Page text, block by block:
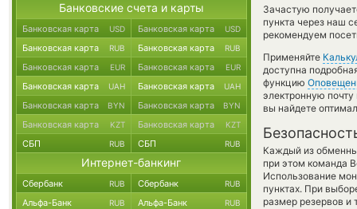
Зачастую
пункта через наш
рекомендуем
Применяйте
доступна
функцию
электронную
вы найдете
Каждый из
при этом команда
Использование
пунктах. При
размер резервов и
Банковские счета и карты
Банковская карта USD Банковская карта USD
Банковская карта RUB Банковская карта RUB
Банковская карта EUR Банковская карта EUR
Банковская карта UAH Банковская карта UAH
Банковская карта BYN Банковская карта BYN
Банковская карта KZT Банковская карта KZT
СБП RUB СБП RUB
Интернет-банкинг
Сбербанк RUB Сбербанк RUB
Альфа-Банк RUB Альфа-Банк RUB